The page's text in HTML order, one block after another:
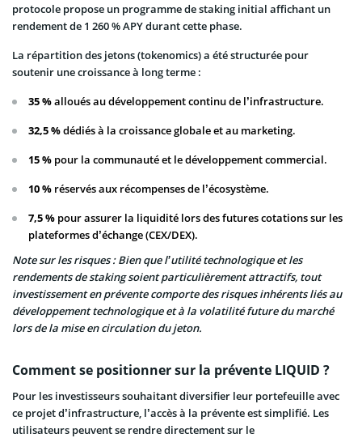
protocole propose un programme de staking initial affichant un
rendement de 1 260 % APY durant cette phase.
La répartition des jetons (tokenomics) a été structurée pour
soutenir une croissance à long terme :
35 %alloués au développement continu de l’infrastructure.
32,5 %dédiés à la croissance globale et au marketing.
15 % pour la communauté et le développement commercial.
10 % réservés aux récompenses de l’écosystème.
7,5 % pour assurer la liquidité lors des futures cotations sur les
plateformes d’échange (CEX/DEX).
Note sur les risques : Bien que l’utilité technologique et les
rendements de staking soient particulièrement attractifs, tout
investissement en prévente comporte des risques inhérents liés au
développement technologique et à la volatilité future du marché
lors de la mise en circulation du jeton.
Comment se positionner sur la prévente LIQUID ?
Pour les investisseurs souhaitant diversifier leur portefeuille avec
ce projet d’infrastructure, l’accès à la prévente est simplifié. Les
utilisateurs peuvent se rendre directement sur le